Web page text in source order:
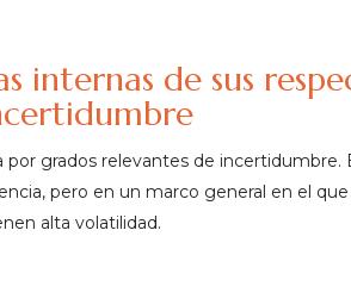
internas de sus
grados relevantes de incertidumbre.
pero en un marco general en el
alta volatilidad.